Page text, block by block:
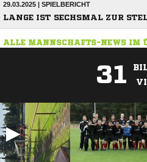
29.03.2025 | SPIELBERICHT
LANGE IST SECHSMAL ZUR
ALLE MANNSCHAFTS-NEWS IM
31